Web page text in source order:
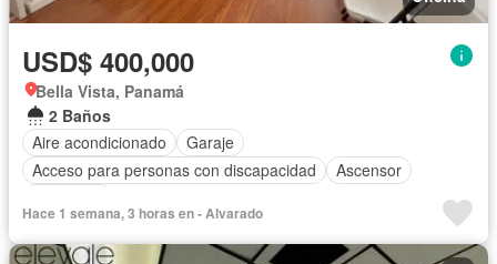
USD$ 400,000
Bella Vista, Panamá
2 Baños
Aire acondicionado
Garaje
Acceso para personas con discapacidad
Ascensor
Hace 1 semana, 3 horas en - Alvarado